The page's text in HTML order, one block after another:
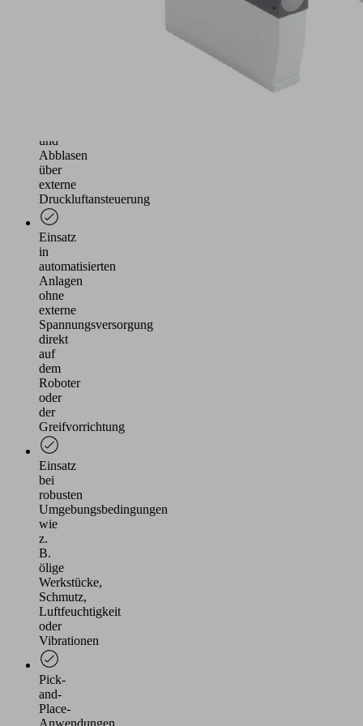
und
Abblasen
über
externe
Druckluftansteuerung
Einsatz
in
automatisierten
Anlagen
ohne
externe
Spannungsversorgung
direkt
auf
dem
Roboter
oder
der
Greifvorrichtung
Einsatz
bei
robusten
Umgebungsbedingungen
wie
z.
B.
ölige
Werkstücke,
Schmutz,
Luftfeuchtigkeit
oder
Vibrationen
Pick-
and-
Place-
Anwendungen